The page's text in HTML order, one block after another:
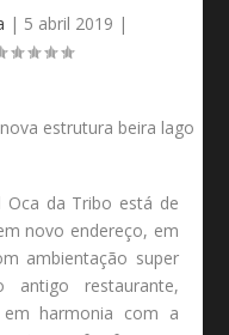
| 5 abril 2019 |
Oca da Tribo está de
novo endereço, em
ambientação super
restaurante,
em harmonia com a